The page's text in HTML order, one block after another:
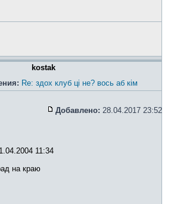
kostak
Re: здох клуб ці не? вось аб кім
Добавлено: 28.04.2017 23:52
1.04.2004 11:34
на краю